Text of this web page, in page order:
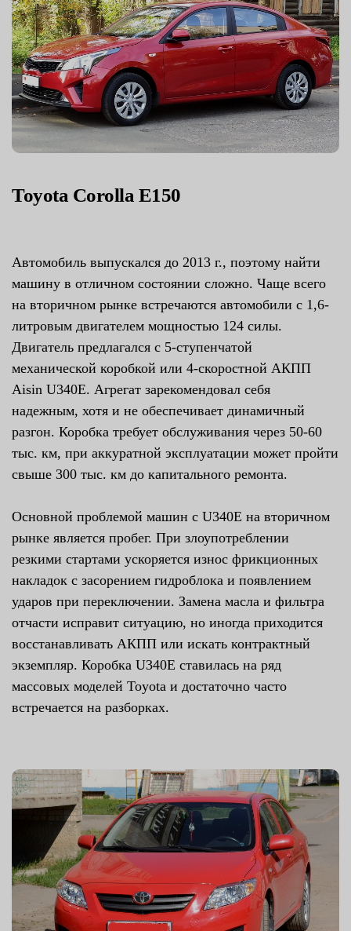
Toyota Corolla E150
Автомобиль выпускался до 2013 г., поэтому найти
машину в отличном состоянии сложно. Чаще всего
на вторичном рынке встречаются автомобили с 1,6-
литровым двигателем мощностью 124 силы.
Двигатель предлагался с 5-ступенчатой
механической коробкой или 4-скоростной АКПП
Aisin U340E. Агрегат зарекомендовал себя
надежным, хотя и не обеспечивает динамичный
разгон. Коробка требует обслуживания через 50-60
тыс. км, при аккуратной эксплуатации может пройти
свыше 300 тыс. км до капитального ремонта.
Основной проблемой машин с U340E на вторичном
рынке является пробег. При злоупотреблении
резкими стартами ускоряется износ фрикционных
накладок с засорением гидроблока и появлением
ударов при переключении. Замена масла и фильтра
отчасти исправит ситуацию, но иногда приходится
восстанавливать АКПП или искать контрактный
экземпляр. Коробка U340E ставилась на ряд
массовых моделей Toyota и достаточно часто
встречается на разборках.